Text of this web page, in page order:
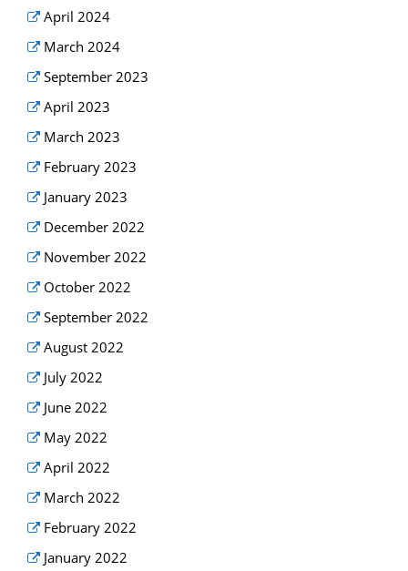
April 2024
March 2024
September 2023
April 2023
March 2023
February 2023
January 2023
December 2022
November 2022
October 2022
September 2022
August 2022
July 2022
June 2022
May 2022
April 2022
March 2022
February 2022
January 2022